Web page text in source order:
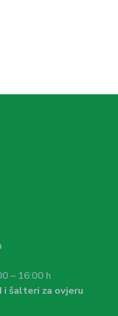
– 16:00 h
i šalteri za ovjeru